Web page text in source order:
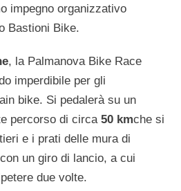
impegno organizzativo
Bastioni Bike.
, la Palmanova Bike Race
imperdibile per gli
bike. Si pedalerà su un
percorso di circa50 kmche si
e i prati delle mura di
un giro di lancio, a cui
due volte.